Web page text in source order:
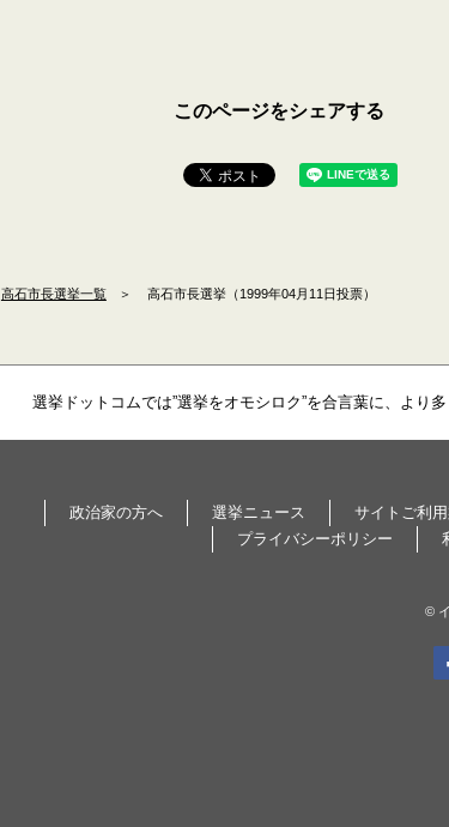
このページをシェアする
高石市長選挙一覧 ＞ 高石市長選挙（1999年04月11日投票）
選挙ドットコムでは”選挙をオモシロク”を合言葉に、より
政治家の方へ 選挙ニュース サイトご利
プライバシーポリシー
©